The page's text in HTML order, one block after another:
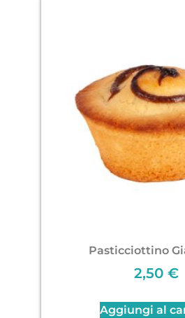
Pasticciottino
2,50 €
Aggiungi al